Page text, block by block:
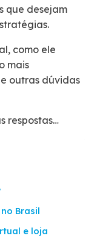
que desejam
como ele
mais
outras dúvidas
respostas…
Brasil
e loja